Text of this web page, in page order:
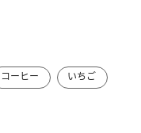
コーヒー
いちご